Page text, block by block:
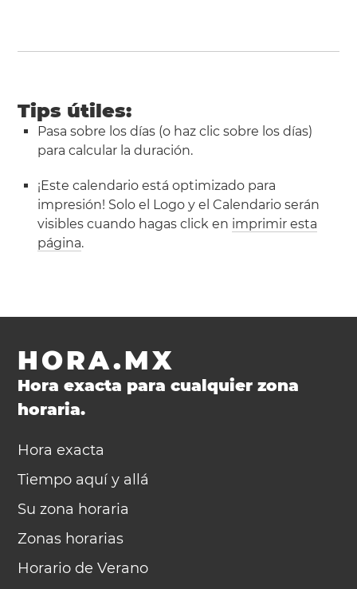
Tips útiles:
Pasa sobre los días (o haz clic sobre los días)
para calcular la duración.
¡Este calendario está optimizado para
impresión! Solo el Logo y el Calendario serán
visibles cuando hagas click en imprimir esta
página.
HORA.MX
Hora exacta para cualquier zona
horaria.
Hora exacta
Tiempo aquí y allá
Su zona horaria
Zonas horarias
Horario de Verano